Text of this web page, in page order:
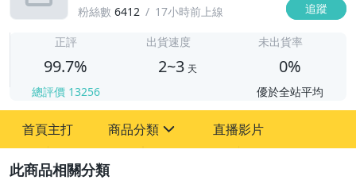
粉絲數 6412 17小時前上線 追蹤
正評
99.7%
總評價 13256
出貨速度
2~3 天
未出貨率
0%
優於全站平均
首頁主打 商品分類
手機、配件與通訊
直播影片